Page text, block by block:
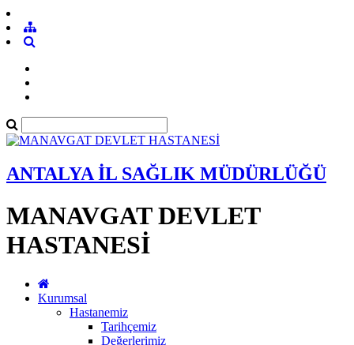
ANTALYA İL SAĞLIK MÜDÜRLÜĞÜ
MANAVGAT DEVLET
HASTANESİ
Kurumsal
Hastanemiz
Tarihçemiz
Değerlerimiz